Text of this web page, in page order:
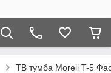
ТВ тумба Moreli T-5